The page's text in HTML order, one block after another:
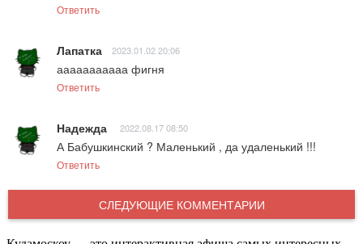
Ответить
Лапатка 2023.01.02 20:06
ааааааааааа фигня
Ответить
Надежда 2022.08.17 08:50
А Бабушкинский ? Маленький , да удаленький !!!
Ответить
СЛЕДУЮЩИЕ КОММЕНТАРИИ